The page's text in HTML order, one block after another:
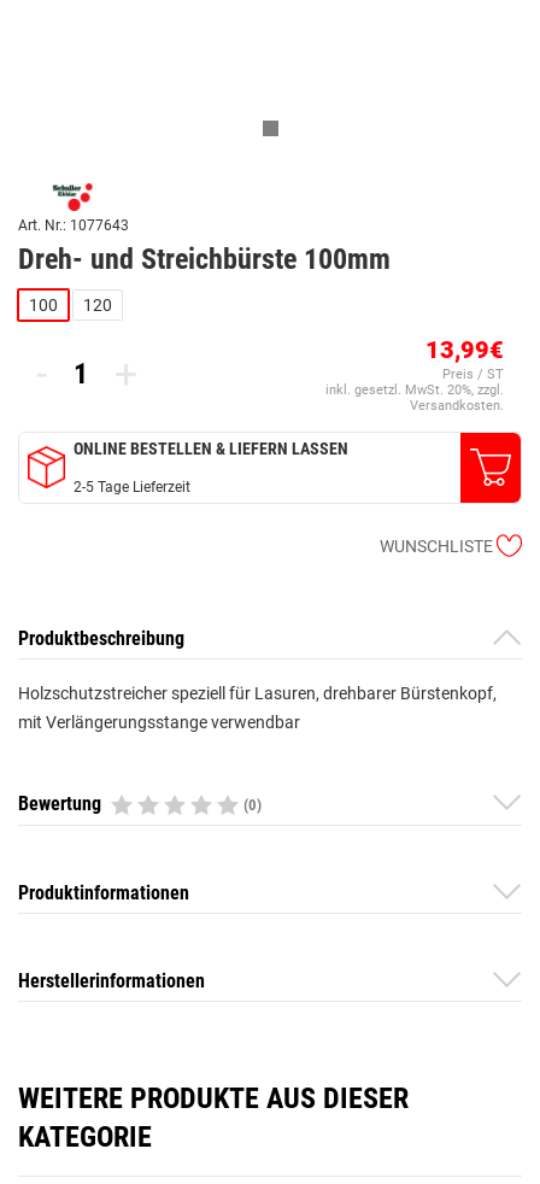
Art. Nr.: 1077643
Dreh- und Streichbürste 100mm
100 120
- + 13,99€
Preis / ST
inkl. gesetzl. MwSt. 20%, zzgl.
Versandkosten.
ONLINE BESTELLEN & LIEFERN LASSEN
2-5 Tage Lieferzeit
WUNSCHLISTE
Produktbeschreibung
Holzschutzstreicher speziell für Lasuren, drehbarer Bürstenkopf,
mit Verlängerungsstange verwendbar
Bewertung (0)
Produktinformationen
Herstellerinformationen
WEITERE PRODUKTE AUS DIESER
KATEGORIE